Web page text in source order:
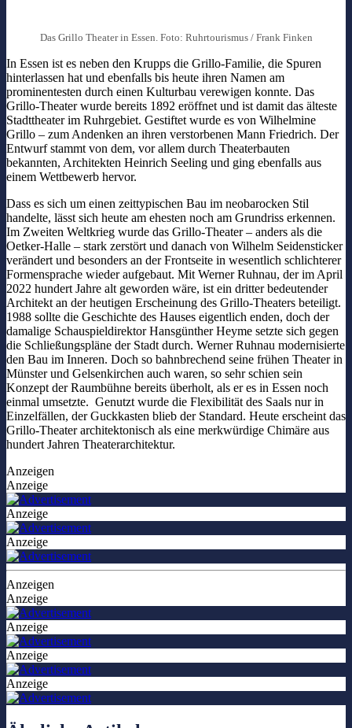
Das Grillo Theater in Essen. Foto: Ruhrtourismus / Frank Finken
In Essen ist es neben den Krupps die Grillo-Familie, die Spuren
hinterlassen hat und ebenfalls bis heute ihren Namen am
prominentesten durch einen Kulturbau verewigen konnte. Das
Grillo-Theater wurde bereits 1892 eröffnet und ist damit das älteste
Stadttheater im Ruhrgebiet. Gestiftet wurde es von Wilhelmine
Grillo – zum Andenken an ihren verstorbenen Mann Friedrich. Der
Entwurf stammt von dem, vor allem durch Theaterbauten
bekannten, Architekten Heinrich Seeling und ging ebenfalls aus
einem Wettbewerb hervor.
Dass es sich um einen zeittypischen Bau im neobarocken Stil
handelte, lässt sich heute am ehesten noch am Grundriss erkennen.
Im Zweiten Weltkrieg wurde das Grillo-Theater – anders als die
Oetker-Halle – stark zerstört und danach von Wilhelm Seidensticker
verändert und besonders an der Frontseite in wesentlich schlichterer
Formensprache wieder aufgebaut. Mit Werner Ruhnau, der im April
2022 hundert Jahre alt geworden wäre, ist ein dritter bedeutender
Architekt an der heutigen Erscheinung des Grillo-Theaters beteiligt.
1988 sollte die Geschichte des Hauses eigentlich enden, doch der
damalige Schauspieldirektor Hansgünther Heyme setzte sich gegen
die Schließungspläne der Stadt durch. Werner Ruhnau modernisierte
den Bau im Inneren. Doch so bahnbrechend seine frühen Theater in
Münster und Gelsenkirchen auch waren, so sehr schien sein
Konzept der Raumbühne bereits überholt, als er es in Essen noch
einmal umsetzte. Genutzt wurde die Flexibilität des Saals nur in
Einzelfällen, der Guckkasten blieb der Standard. Heute erscheint das
Grillo-Theater architektonisch als eine merkwürdige Chimäre aus
hundert Jahren Theaterarchitektur.
Anzeigen
Anzeige
Anzeige
Anzeige
Anzeigen
Anzeige
Anzeige
Anzeige
Anzeige